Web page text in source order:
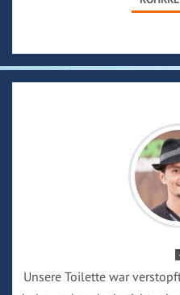
Unsere Toilette war